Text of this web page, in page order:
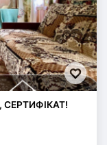
СЕРТИФІКАТ!